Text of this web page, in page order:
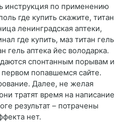
инструкция по применению
где купить скажите, титан
ленинградская аптеки,
где купить, маз титан гель
гель аптека йес володарка.
спонтанным порывам и
попавшемся сайте.
Далее, не желая
тратят время на написание
результат – потрачены
нет.